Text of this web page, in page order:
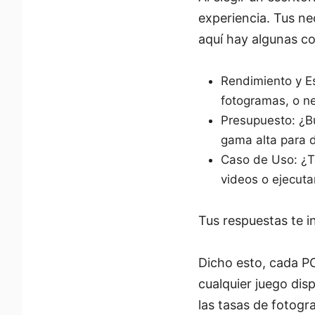
experiencia. Tus
aquí hay algunas
Rendimiento y
fotogramas, o
Presupuesto:
gama alta para
Caso de Uso:
videos o
Tus respuestas te
Dicho esto, cada
cualquier juego
las tasas de